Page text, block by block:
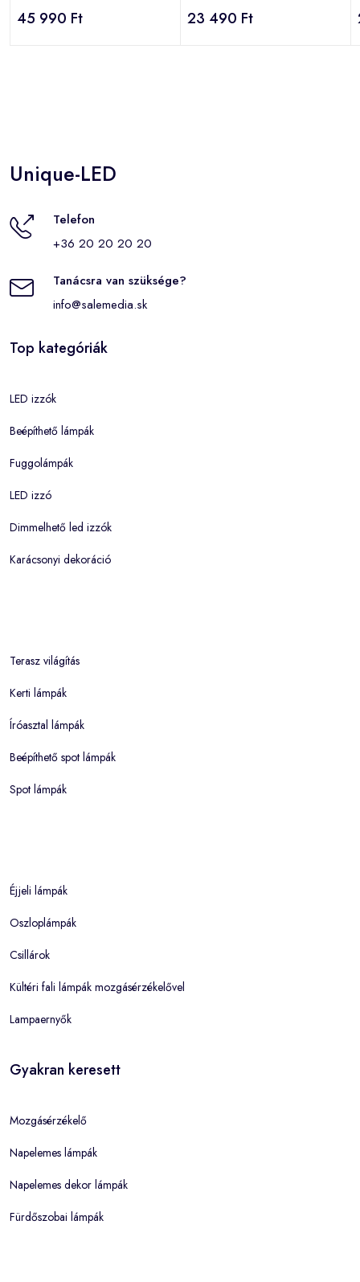
45 990 Ft 23 490 Ft
Unique-LED
Telefon
+36 20 20 20 20
Tanácsra van szüksége?
info@salemedia.sk
Top kategóriák
LED izzók
Beépíthető lámpák
Fuggolámpák
LED izzó
Dimmelhető led izzók
Karácsonyi dekoráció
Terasz világítás
Kerti lámpák
Íróasztal lámpák
Beépíthető spot lámpák
Spot lámpák
Éjjeli lámpák
Oszloplámpák
Csillárok
Kültéri fali lámpák mozgásérzékelővel
Lampaernyők
Gyakran keresett
Mozgásérzékelő
Napelemes lámpák
Napelemes dekor lámpák
Fürdőszobai lámpák